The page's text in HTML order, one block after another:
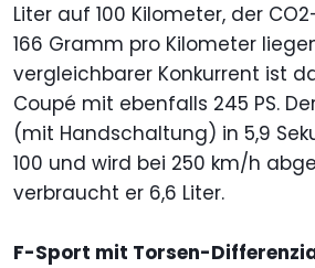
Liter auf 100 Kilometer, der
166 Gramm pro Kilometer
vergleichbarer Konkurrent ist
Coupé mit ebenfalls 245 PS.
(mit Handschaltung) in 5,9
100 und wird bei 250 km/h
verbraucht er 6,6 Liter.
F-Sport mit Torsen-